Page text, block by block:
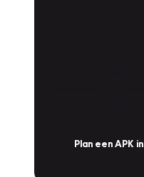
Plan een APK in